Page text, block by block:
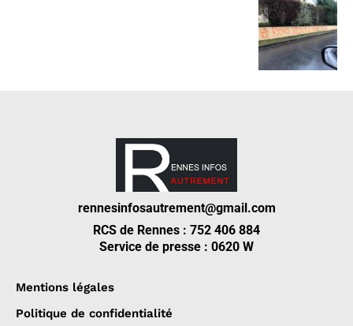
rennesinfosautrement@gmail.com
RCS de Rennes : 752 406 884
Service de presse : 0620 W
Mentions légales
Politique de confidentialité